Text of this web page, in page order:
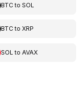
BTCto SOL
BTCto XRP
SOL to AVAX